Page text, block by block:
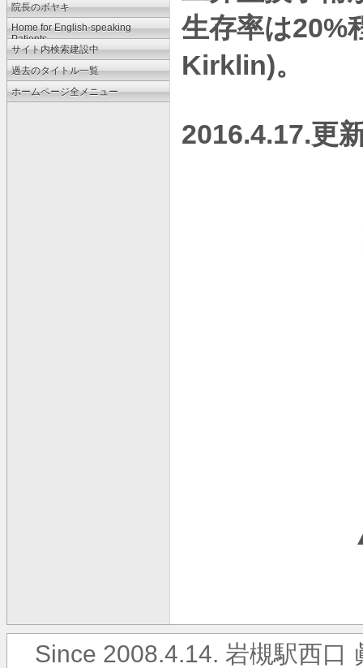
院長のボヤキ
Home for English-speaking
Patients
サイト内検索建設中
過去のタイトル一覧
ホームページ全メニュー
生存率は20%
Kirklin)。
2016.4.17.更
Since 2008.4.14. 岩槻駅西口